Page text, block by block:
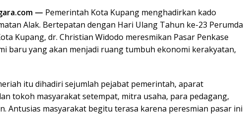
— Pemerintah Kota Kupang menghadirkan kado
Alak. Bertepatan dengan Hari Ulang Tahun ke-23 Perumda
Kupang, dr. Christian Widodo meresmikan Pasar Penkase
baru yang akan menjadi ruang tumbuh ekonomi kerakyatan,
itu dihadiri sejumlah pejabat pemerintah, aparat
tokoh masyarakat setempat, mitra usaha, para pedagang,
Antusias masyarakat begitu terasa karena peresmian pasar ini